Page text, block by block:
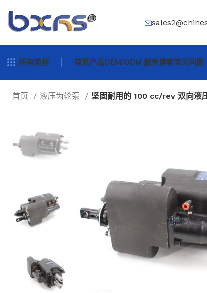
所有类别 首页产品OEM/ODM 服务博客常见问题
首页 液压齿轮泵 坚固耐用的 100 cc/rev 双向液